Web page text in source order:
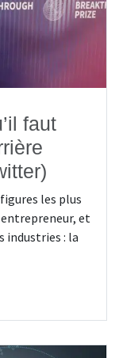
faut
les plus
et
industries : la